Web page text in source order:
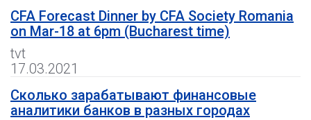
CFA Forecast Dinner by CFA Society Romania
on Mar-18 at 6pm (Bucharest time)
tvt
17.03.2021
Сколько зарабатывают финансовые
аналитики банков в разных городах